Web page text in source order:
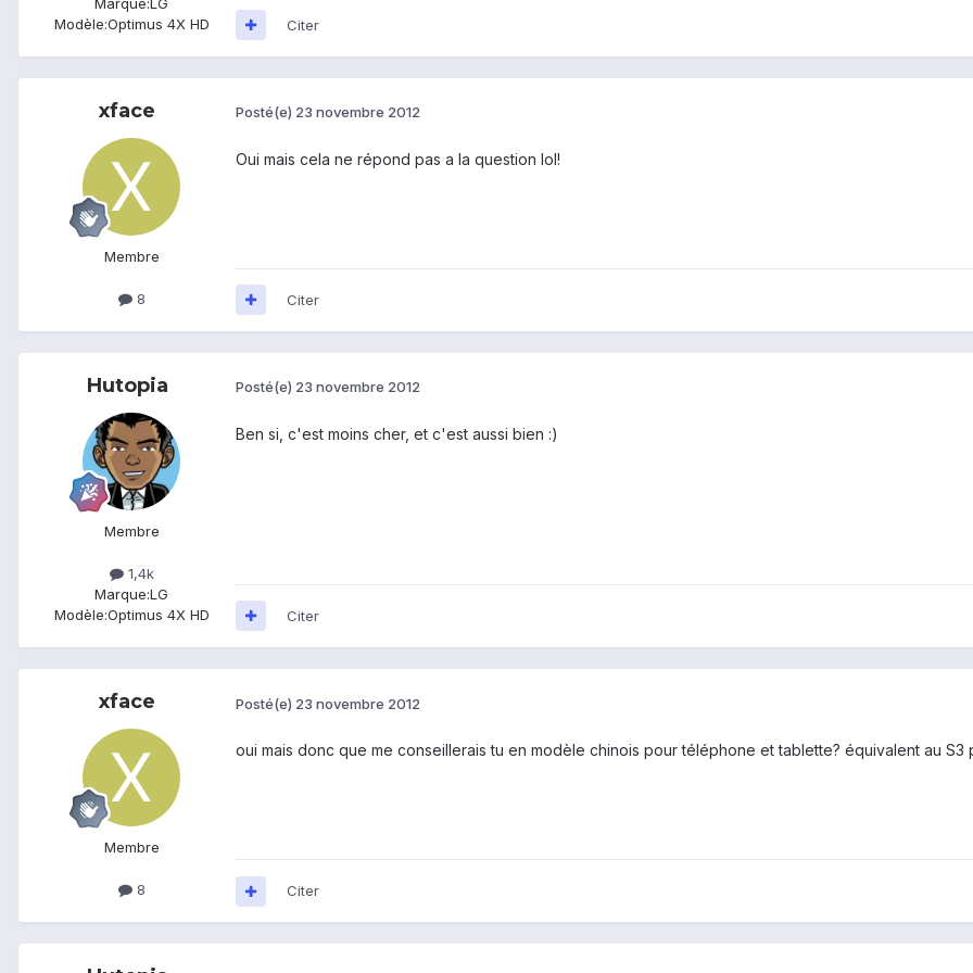
Modèle:Optimus 4X HD Citer
xface
Membre
8
Posté(e) 23 novembre 2012
Oui mais cela ne répond pas a la question lol!
Citer
Hutopia
Membre
1,4k
Marque:LG
Modèle:Optimus 4X HD
Posté(e) 23 novembre 2012
Ben si, c'est moins cher, et c'est aussi bien :)
Citer
xface
Membre
8
Posté(e) 23 novembre 2012
oui mais donc que me conseillerais tu en modèle chinois pour téléphone et tablette? équivalent au
Citer